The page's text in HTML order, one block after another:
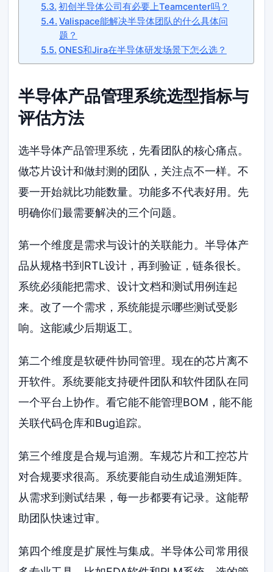
初创半导体公司有必要上Teamcenter吗？
Valispace能解决半导体团队的什么具体问
题？
ONES和Jira在半导体研发场景下怎么选？
半导体产品管理系统选型指标与
评估方法
选半导体产品管理系统，先看团队的核心痛点。
做芯片设计和做封测的团队，关注点不一样。不
要一开始就比功能数量。功能多不代表好用。先
明确你们最需要解决的三个问题。
第一个维度是需求与设计的关联能力。半导体产
品从规格书到RTL设计，再到验证，链条很长。
系统必须能把需求、设计文档和测试用例连起
来。改了一个需求，系统能提示哪些测试受影
响。这能减少后期返工。
第二个维度是软硬件协同管理。现在的芯片离不
开软件。系统要能支持硬件团队和软件团队在同
一个平台上协作。看它能不能管理BOM，能不能
关联代码仓库和Bug追踪。
第三个维度是合规与追溯。车规芯片和工控芯片
对合规要求很高。系统要能自动生成追溯矩阵。
从需求到测试结果，每一步都要有记录。这能帮
助团队快速过审。
第四个维度是扩展性与集成。半导体公司常用很